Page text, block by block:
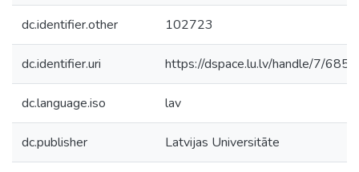
dc.identifier.other 102723
dc.identifier.uri https://dspace.lu.lv/handle/7/
dc.language.iso lav
dc.publisher Latvijas Universitāte